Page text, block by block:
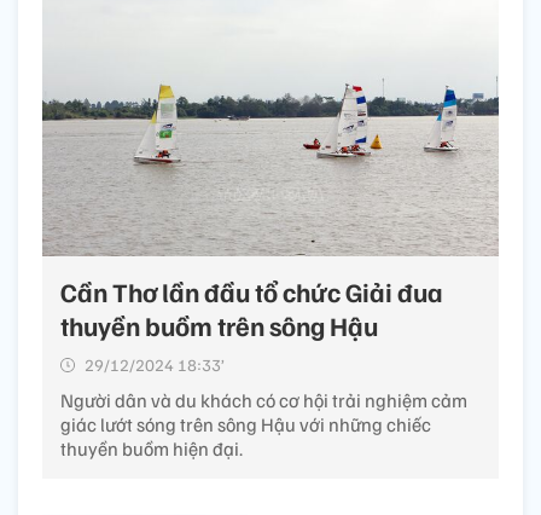
Cần Thơ lần đầu tổ chức Giải đua
thuyền buồm trên sông Hậu
29/12/2024 18:33’
Người dân và du khách có cơ hội trải nghiệm cảm
giác lướt sóng trên sông Hậu với những chiếc
thuyền buồm hiện đại.